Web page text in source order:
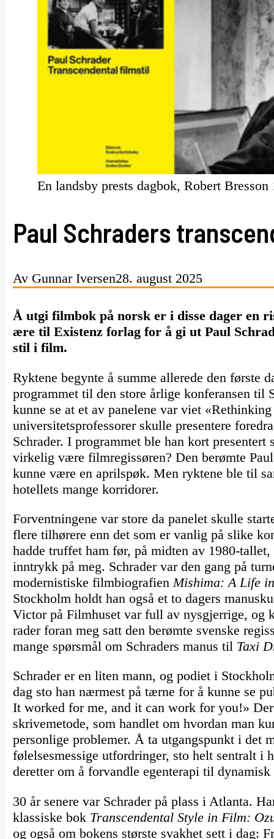
En landsby prests dagbok, Robert Bresson
Paul Schraders
Av Gunnar Iversen28. august 2025
Å utgi filmbok på norsk er i disse dager en
ære til Existenz forlag for å gi ut Paul
stil i film.
Ryktene begynte å summe allerede den første
programmet til den store årlige konferansen til
kunne se at et av panelene var viet
universitetsprofessorer skulle presentere
Schrader. I programmet ble han kort
virkelig være filmregissøren? Den berømte
kunne være en aprilspøk. Men ryktene ble til
hotellets mange korridorer.
Forventningene var store da panelet skulle
flere tilhørere enn det som er vanlig på slike
hadde truffet ham før, på midten av 1980-
inntrykk på meg. Schrader var den gang på
modernistiske filmbiografienMishima: A Life
Stockholm holdt han også et to dagers
Victor på Filmhuset var full av nysgjerrige, og
rader foran meg satt den berømte svenske
mange spørsmål om Schraders manus til Taxi
Schrader er en liten mann, og podiet i
dag sto han nærmest på tærne for å kunne se
It worked for me, and it can work for you!»
skrivemetode, som handlet om hvordan man
personlige problemer. Å ta utgangspunkt i det
følelsesmessige utfordringer, sto helt sentralt i
deretter om å forvandle egenterapi til
30 år senere var Schrader på plass i Atlanta.
klassiske bok Transcendental Style in Film:
og også om bokens største svakhet sett i dag: